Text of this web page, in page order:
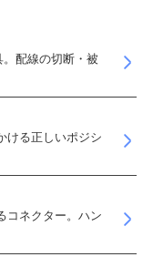
配線の切断・被
ける正しいポジシ
コネクター。ハン